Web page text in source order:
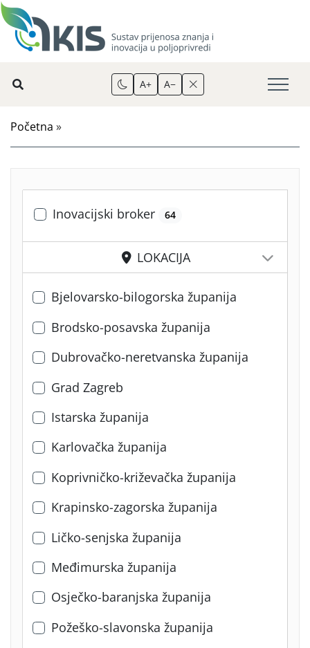
A+ A−
Početna »
Inovacijski broker 64
LOKACIJA
Bjelovarsko-bilogorska županija
Brodsko-posavska županija
Dubrovačko-neretvanska županija
Grad Zagreb
Istarska županija
Karlovačka županija
Koprivničko-križevačka županija
Krapinsko-zagorska županija
Ličko-senjska županija
Međimurska županija
Osječko-baranjska županija
Požeško-slavonska županija